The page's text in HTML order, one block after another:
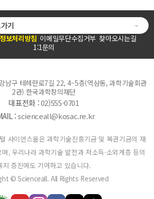
보처리방침 이메일무단수집거부 찾아오시는길
1:1문의
기
남구 테헤란로7길 22, 4~5층(역삼동, 과학기술회관
2관) 한국과학창의재단
대표전화 :02)555-0701
:scienceall@kosac.re.kr
사이언스올은 과학기술진흥기금 및 복권기금의 재
, 우리나라 과학기술 발전과 저소득·소외계층 등의
지 증진에도 기여하고 있습니다.
© Scienceall. All Rights Reserved